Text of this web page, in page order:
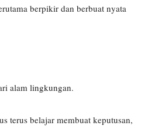
berpikir dan berbuat nyata
alam lingkungan.
terus belajar membuat keputusan,